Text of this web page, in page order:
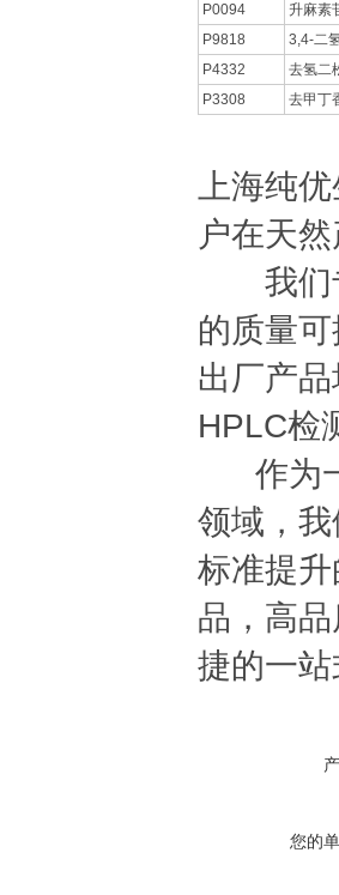
P0094
升麻素
P9818
3,4-二
P4332
去氢二
P3308
去甲丁
上海纯
户在天
我们专
的质量
出厂产
HPLC检
作为一
领域，
标准提
品，高
捷的一
您的